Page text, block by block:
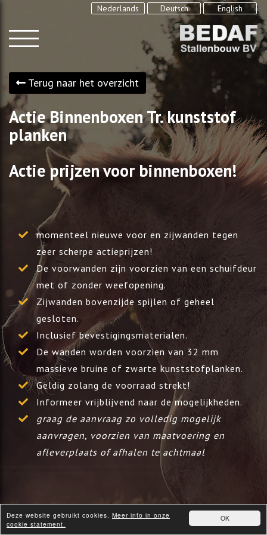
OK
Deze website gebruikt cookies. Meer info in onze
cookie statement.
Nederlands Deutsch English
Terug naar het overzicht
Actie Binnenboxen Tr. kunststof
planken
Actie prijzen voor binnenboxen!
momenteel nieuwe voor en zijwanden tegen
zeer scherpe actieprijzen!
De voorwanden zijn voorzien van een schuifdeur
met of zonder weefopening.
Zijwanden bovenzijde spijlen of geheel
gesloten.
Inclusief bevestigingsmaterialen.
De wanden worden voorzien van 32 mm
massieve bruine of zwarte kunststofplanken.
Geldig zolang de voorraad strekt!
Informeer vrijblijvend naar de mogelijkheden.
graag de aanvraag zo volledig mogelijk
aanvragen, voorzien van maatvoering en
afleverplaats of afhalen te achtmaal